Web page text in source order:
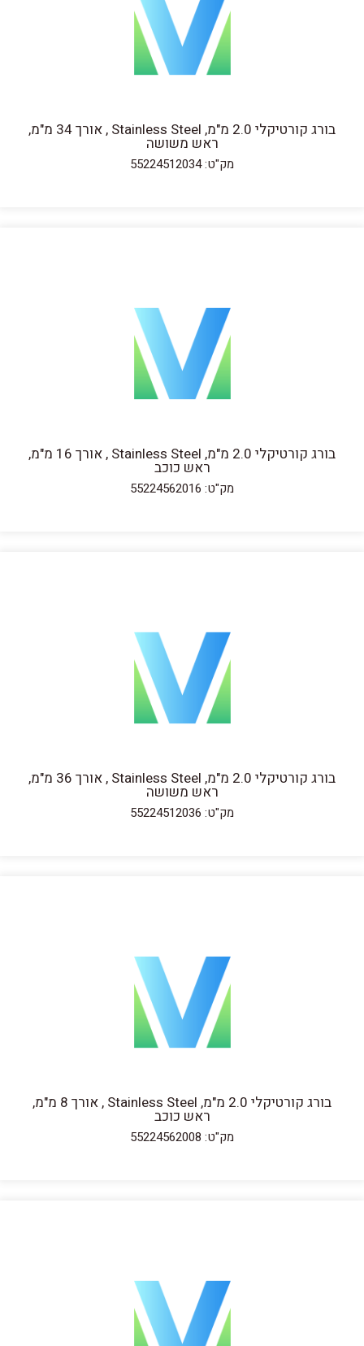
בורג קורטיקלי 2.0 מ"מ, Stainless Steel , אורך 34 מ"מ,
ראש משושה
מק"ט: 55224512034
בורג קורטיקלי 2.0 מ"מ, Stainless Steel , אורך 16 מ"מ,
ראש כוכב
מק"ט: 55224562016
בורג קורטיקלי 2.0 מ"מ, Stainless Steel , אורך 36 מ"מ,
ראש משושה
מק"ט: 55224512036
בורג קורטיקלי 2.0 מ"מ, Stainless Steel , אורך 8 מ"מ,
ראש כוכב
מק"ט: 55224562008